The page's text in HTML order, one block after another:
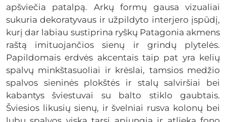
apšviečia patalpą. Arkų formų gausa vizualiai
sukuria dekoratyvaus ir užpildyto interjero įspūdį,
kurį dar labiau sustiprina ryškų Patagonia akmens
raštą imituojančios sienų ir grindų plytelės.
Papildomais erdvės akcentais taip pat yra kelių
spalvų minkštasuoliai ir krėslai, tamsios medžio
spalvos sieninės plokštės ir stalų salviršiai bei
kabantys šviestuvai su balto stiklo gaubtais.
Šviesios likusių sienų, ir švelniai rusva kolonų bei